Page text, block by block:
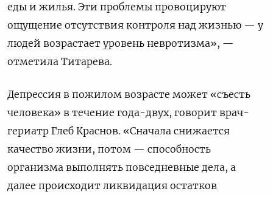
еды и жилья. Эти проблемы провоцируют
ощущение отсутствия контроля над жизнью — у
людей возрастает уровень невротизма», —
отметила Титарева.
Депрессия в пожилом возрасте может «съесть
человека» в течение года-двух, говорит врач-
гериатр Глеб Краснов. «Сначала снижается
качество жизни, потом — способность
организма выполнять повседневные дела, а
далее происходит ликвидация остатков